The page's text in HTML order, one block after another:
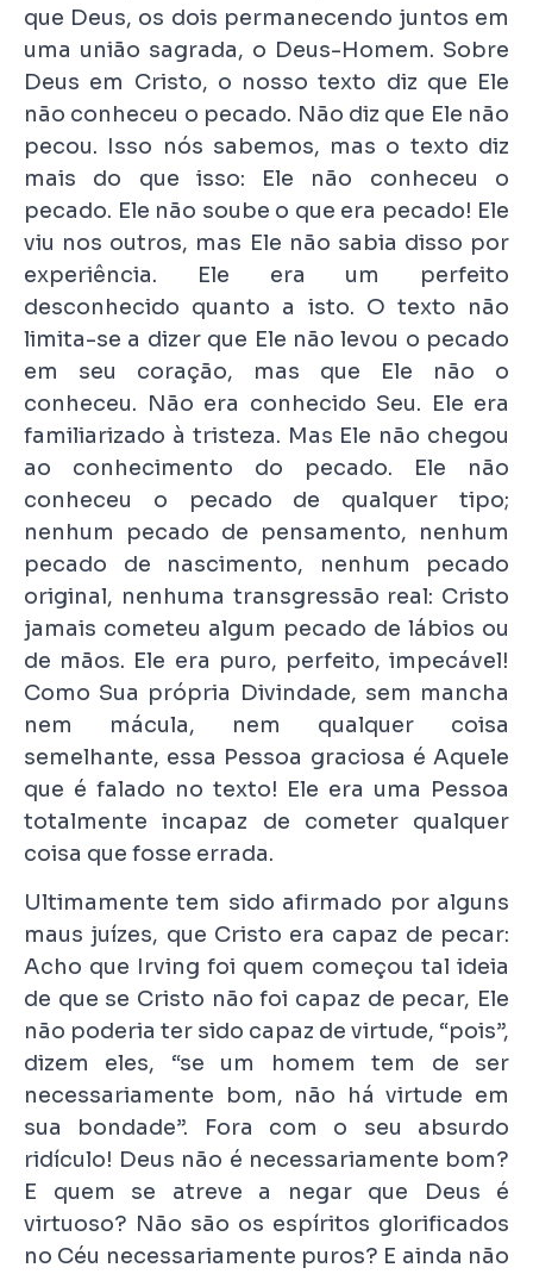
que Deus, os dois permanecendo juntos em
uma união sagrada, o Deus-Homem. Sobre
Deus em Cristo, o nosso texto diz que Ele
não conheceu o pecado. Não diz que Ele não
pecou. Isso nós sabemos, mas o texto diz
mais do que isso: Ele não conheceu o
pecado. Ele não soube o que era pecado! Ele
viu nos outros, mas Ele não sabia disso por
experiência. Ele era um perfeito
desconhecido quanto a isto. O texto não
limita-se a dizer que Ele não levou o pecado
em seu coração, mas que Ele não o
conheceu. Não era conhecido Seu. Ele era
familiarizado à tristeza. Mas Ele não chegou
ao conhecimento do pecado. Ele não
conheceu o pecado de qualquer tipo;
nenhum pecado de pensamento, nenhum
pecado de nascimento, nenhum pecado
original, nenhuma transgressão real: Cristo
jamais cometeu algum pecado de lábios ou
de mãos. Ele era puro, perfeito, impecável!
Como Sua própria Divindade, sem mancha
nem mácula, nem qualquer coisa
semelhante, essa Pessoa graciosa é Aquele
que é falado no texto! Ele era uma Pessoa
totalmente incapaz de cometer qualquer
coisa que fosse errada.
Ultimamente tem sido afirmado por alguns
maus juízes, que Cristo era capaz de pecar:
Acho que Irving foi quem começou tal ideia
de que se Cristo não foi capaz de pecar, Ele
não poderia ter sido capaz de virtude, “pois”,
dizem eles, “se um homem tem de ser
necessariamente bom, não há virtude em
sua bondade”. Fora com o seu absurdo
ridículo! Deus não é necessariamente bom?
E quem se atreve a negar que Deus é
virtuoso? Não são os espíritos glorificados
no Céu necessariamente puros? E ainda não